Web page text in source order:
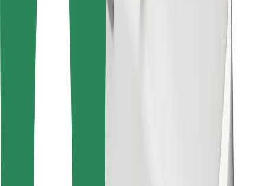
Jízda za pár minut!
Stáhněte si aplikaci Bolt
Objevte své oblíbené jídlo!
Stáhněte si aplikaci Bolt Food